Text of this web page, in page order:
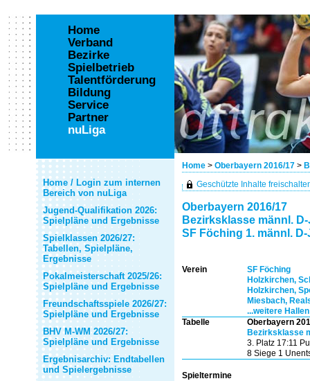
Home > Oberbayern 2016/17 >
Home
Verband
Bezirke
Spielbetrieb
Talentförderung
Bildung
Service
Partner
nuLiga
Home / Login zum internen
Bereich von nuLiga
Jugend-Qualifikation 2026:
Spielpläne und Ergebnisse
Spielklassen 2026/27:
Tabellen, Spielpläne,
Ergebnisse
Pokalmeisterschaft 2025/26:
Spielpläne und Ergebnisse
Freundschaftsspiele 2026/27:
Spielpläne und Ergebnisse
BHV M-WM 2026/27:
Spielpläne und Ergebnisse
Ergebnisarchiv: Endtabellen
und Spielergebnisse
Geschützte Inhalte
Oberbayern 2016/17
Bezirksklasse männl.
SF Föching 1. männl.
Verein
SF Föching
Holzkirchen,
Holzkirchen,
Miesbach,
...weitere Hallen
Tabelle
Oberbayern
Bezirksklasse
3. Platz 17:11
8 Siege 1
Spieltermine